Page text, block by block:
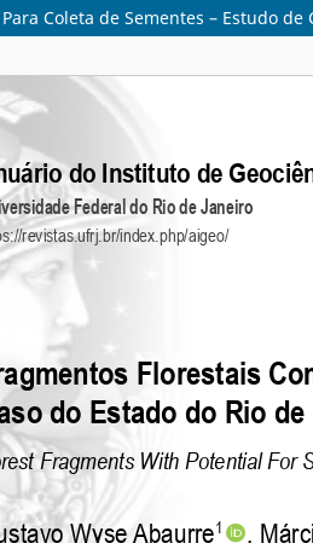
Coleta de Sementes – Estudo de